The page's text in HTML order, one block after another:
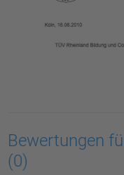
Bewertungen
(0)